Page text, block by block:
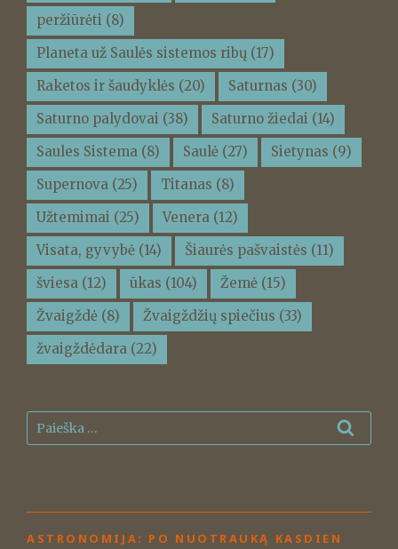
peržiūrėti (8)
Planeta už Saulės sistemos ribų (17)
Raketos ir šaudyklės (20) Saturnas (30)
Saturno palydovai (38) Saturno žiedai (14)
Saules Sistema (8) Saulė (27) Sietynas (9)
Supernova (25) Titanas (8)
Užtemimai (25) Venera (12)
Visata, gyvybė (14) Šiaurės pašvaistės (11)
šviesa (12) ūkas (104) Žemė (15)
Žvaigždė (8) Žvaigždžių spiečius (33)
žvaigždėdara (22)
Ieškoti:
ASTRONOMIJA: PO NUOTRAUKĄ KASDIEN